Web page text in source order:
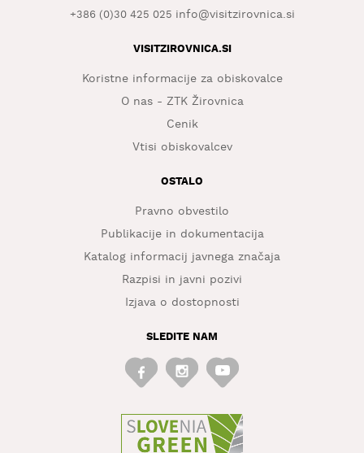
+386 (0)30 425 025 info@visitzirovnica.si
VISITZIROVNICA.SI
Koristne informacije za obiskovalce
O nas - ZTK Žirovnica
Cenik
Vtisi obiskovalcev
OSTALO
Pravno obvestilo
Publikacije in dokumentacija
Katalog informacij javnega značaja
Razpisi in javni pozivi
Izjava o dostopnosti
SLEDITE NAM